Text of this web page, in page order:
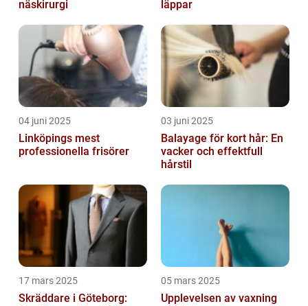
näskirurgi
läppar
04 juni 2025
Linköpings mest
professionella frisörer
03 juni 2025
Balayage för kort hår: En
vacker och effektfull
hårstil
17 mars 2025
Skräddare i Göteborg:
05 mars 2025
Upplevelsen av vaxning